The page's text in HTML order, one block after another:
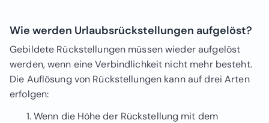
Wie werden Urlaubsrückstellungen aufgelöst?
Gebildete Rückstellungen müssen wieder aufgelöst
werden, wenn eine Verbindlichkeit nicht mehr besteht.
Die Auflösung von Rückstellungen kann auf drei Arten
erfolgen:
Wenn die Höhe der Rückstellung mit dem